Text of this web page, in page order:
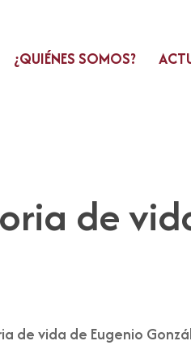
¿QUIÉNES SOMOS?
de
de vida de Eugenio